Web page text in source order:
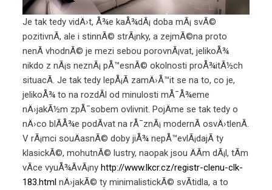
Je tak tedy vidÄ›t, Å¾e kaÅ¾dÃ¡ doba mÃ¡ svÃ©
pozitivnÃ­, ale i stinnÃ© strÃ¡nky, a zejmÃ©na proto
nenÃ­ vhodnÃ© je mezi sebou porovnÃ¡vat, jelikoÅ¾
nikdo z nÃ¡s neznÃ¡ pÅ™esnÃ© okolnosti proÅ¾itÃ½ch
situacÃ­. Je tak tedy lepÅ¡Ã­ zamÄ›Å™it se na to, co je,
jelikoÅ¾ to na rozdÃ­l od minulosti mÅ¯Å¾eme
nÄ›jakÃ½m zpÅ¯sobem ovlivnit. PojÄme se tak tedy o
nÄ›co blÃ­Å¾e podÃ­vat na rÅ¯znÃ¡ modernÃ­ osvÄ›tlenÃ­.
V rÃ¡mci souÄasnÃ© doby jiÅ¾ nepÅ™evlÃ¡dajÃ­ ty
klasickÃ©, mohutnÃ© lustry, naopak jsou ÄÃ­m dÃ¡l, tÃ­m
vÃ­ce vyuÅ¾Ã­vÃ¡nyhttp://www.lkcr.cz/registr-clenu-clk-
183.html nÄ›jakÃ© ty minimalistickÃ© svÃ­tidla, a to